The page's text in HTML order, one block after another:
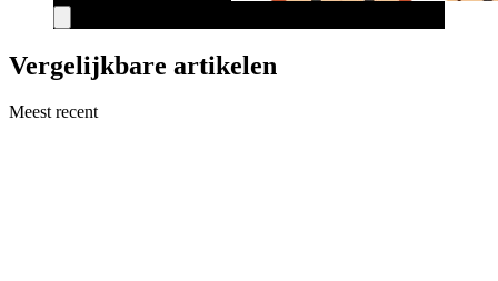
Vergelijkbare artikelen
Meest recent